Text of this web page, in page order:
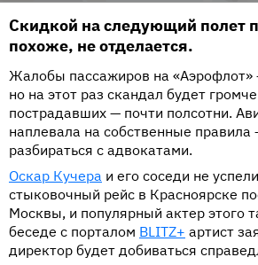
Скидкой на следующий полет
похоже, не отделается.
Жалобы пассажиров на «Аэрофлот»
но на этот раз скандал будет
пострадавших — почти полсотни.
наплевала на собственные правила
разбираться с адвокатами.
Оскар Кучера и его соседи не
стыковочный рейс в Красноярске
Москвы, и популярный актер этого
беседе с порталом BLITZ+ артист
директор будет добиваться